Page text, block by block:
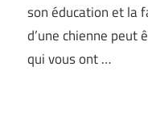
son éducation et la
d’une chienne peut
qui vous ont …